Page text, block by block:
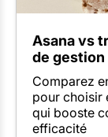
Asana vs
de
Comparez
pour choisir
qui booste
efficacité